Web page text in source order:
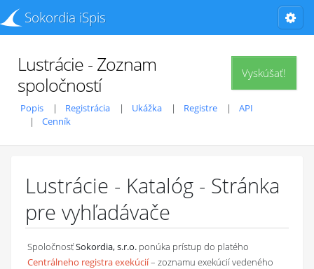
Sokordia iSpis
Vyskúšať!
Lustrácie - Zoznam
spoločností
Popis Registrácia Ukážka Registre
API
Cenník
Lustrácie - Katalóg - Stránka
pre vyhľadávače
SpoločnosťSokordia, s.r.o. ponúka prístup do platého
Centrálneho registra exekúcií– zoznamu exekúcií vedeného